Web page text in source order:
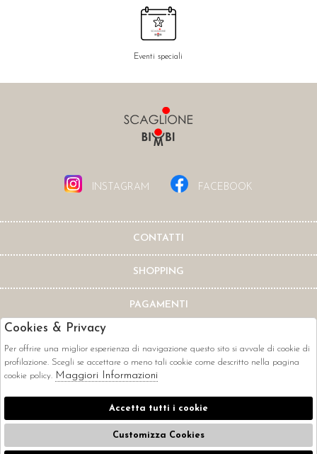
Eventi speciali
INSTAGRAM FACEBOOK
CONTATTI
SHOPPING
PAGAMENTI
CORRIERI
Cookies & Privacy
Per offrire una miglior esperienza di navigazione questo sito si avvale di cookie di
profilazione. Scegli se accettare o meno tali cookie come descritto nella pagina
cookie policy. Maggiori Informazioni
Accetta tutti i cookie
Customizza Cookies